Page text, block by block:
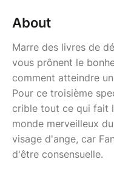
About
Marre des livres de
vous prônent le
comment atteindre
Pour ce troisième
crible tout ce qui fait
monde merveilleux
visage d'ange, car
d'être consensuelle.